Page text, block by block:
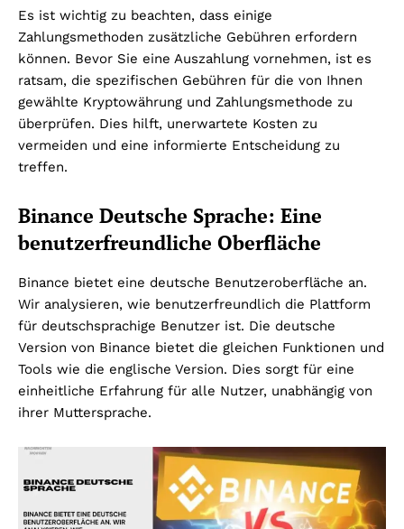
Es ist wichtig zu beachten, dass einige
Zahlungsmethoden zusätzliche Gebühren erfordern
können. Bevor Sie eine Auszahlung vornehmen, ist es
ratsam, die spezifischen Gebühren für die von Ihnen
gewählte Kryptowährung und Zahlungsmethode zu
überprüfen. Dies hilft, unerwartete Kosten zu
vermeiden und eine informierte Entscheidung zu
treffen.
Binance Deutsche Sprache: Eine
benutzerfreundliche Oberfläche
Binance bietet eine deutsche Benutzeroberfläche an.
Wir analysieren, wie benutzerfreundlich die Plattform
für deutschsprachige Benutzer ist. Die deutsche
Version von Binance bietet die gleichen Funktionen und
Tools wie die englische Version. Dies sorgt für eine
einheitliche Erfahrung für alle Nutzer, unabhängig von
ihrer Muttersprache.